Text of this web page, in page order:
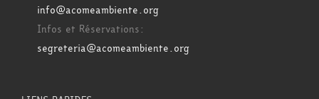
info@acomeambiente.org
Infos et Réservations:
segreteria@acomeambiente.org